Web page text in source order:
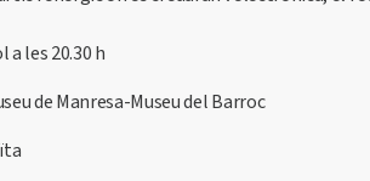
a les 20.30 h
de Manresa-Museu del Barroc